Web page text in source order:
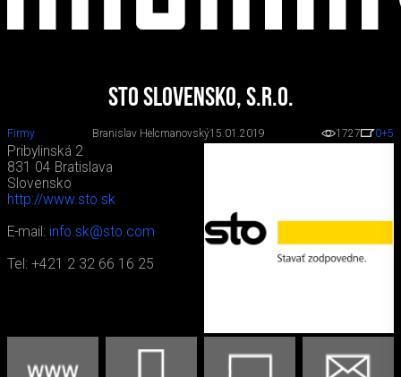
Sto Slovensko, s.r.o.
Firmy Branislav Helcmanovský15.01.2019 1727 0+5
Pribylinská 2
831 04 Bratislava
Slovensko
http://www.sto.sk
E-mail: info.sk@sto.com
Tel: +421 2 32 66 16 25